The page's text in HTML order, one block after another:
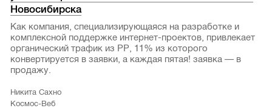
Новосибирска
Как компания, специализирующаяся на разработке и
комплексной поддержке интернет-проектов, привлекает
органический трафик из РР, 11% из которого
конвертируется в заявки, а каждая пятая! заявка — в
продажу.
Никита Сахно
Космос-Веб